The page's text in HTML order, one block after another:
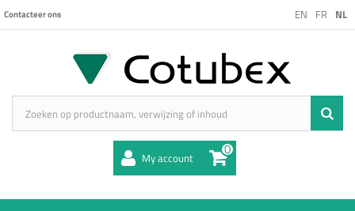
EN FR NL
Contacteer ons
My account 0